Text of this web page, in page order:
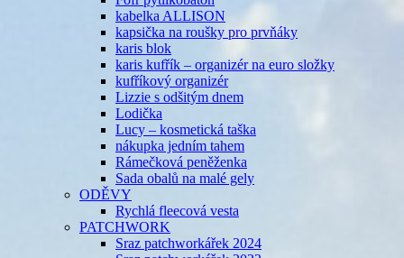
kabelka ALLISON
kapsička na roušky pro prvňáky
karis blok
karis kufřík – organizér na euro složky
kufříkový organizér
Lizzie s odšitým dnem
Lodička
Lucy – kosmetická taška
nákupka jedním tahem
Rámečková peněženka
Sada obalů na malé gely
ODĚVY
Rychlá fleecová vesta
PATCHWORK
Sraz patchworkářek 2024